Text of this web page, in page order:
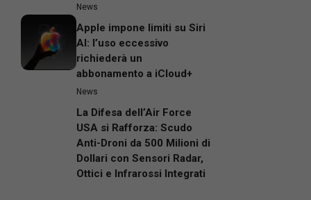
News
Apple impone limiti su Siri
AI: l’uso eccessivo
richiederà un
abbonamento a iCloud+
News
La Difesa dell’Air Force
USA si Rafforza: Scudo
Anti-Droni da 500 Milioni di
Dollari con Sensori Radar,
Ottici e Infrarossi Integrati